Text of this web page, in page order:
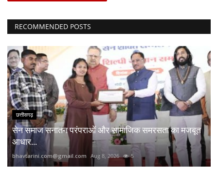
RECOMMENDED POSTS
छत्तीसगढ़
सेन समाज सनातन परंपराओं और सामाजिक समरसता का मजबूत
आधार...
bhavtarini.com@gmail.com Aug 8, 2026 5